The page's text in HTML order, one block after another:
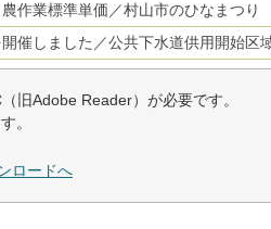
作業標準単価／村山市のひなまつり
催しました／公共下水道供用開始区
旧Adobe Reader）が必要です。
。
ロードへ